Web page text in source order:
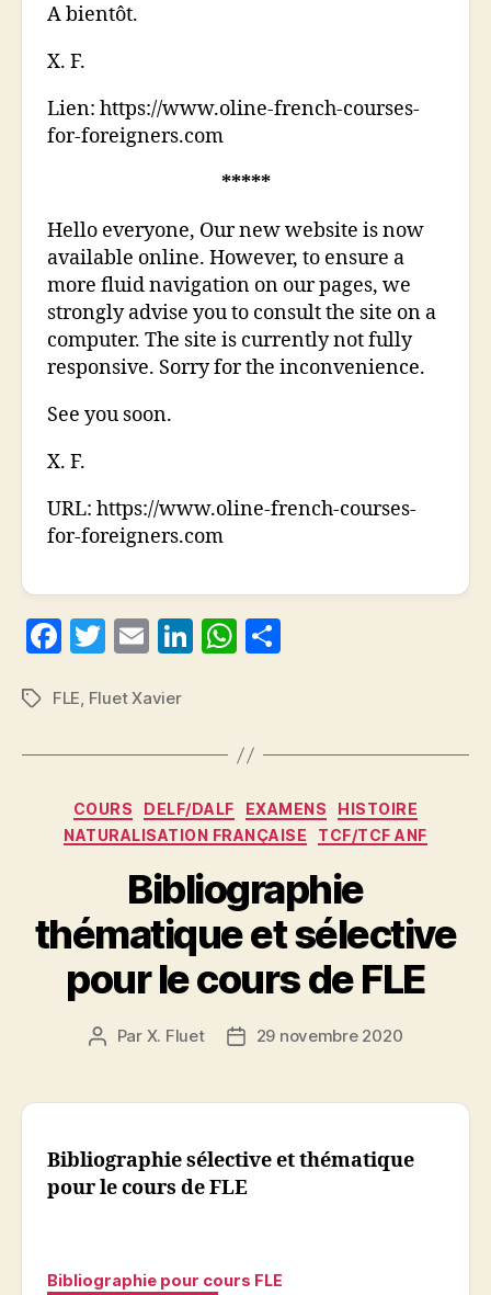
A bientôt.
X. F.
Lien:https://www.oline-french-courses-
for-foreigners.com
*****
Hello everyone, Our new website is now
available online. However, to ensure a
more fluid navigation on our pages, we
strongly advise you to consult the site on a
computer. The site is currently not fully
responsive. Sorry for the inconvenience.
See you soon.
X. F.
URL:https://www.oline-french-courses-
for-foreigners.com
F
c
o
o
T
itt
E
ai
Li
n
W
s
A
p
p
er
Étiquettes
FLE, Fluet Xavier
Catégories
COURS DELF/DALF EXAMENS
HISTOIRE
NATURALISATION FRANÇAISE
TCF/TCF ANF
Bibliographie
thématique et sélective
pour le cours de FLE
Auteur
Par X. Fluet
Date29 novembre 2020
Bibliographie sélective et thématique
pour le cours de FLE
Bibliographie pour cours FLE